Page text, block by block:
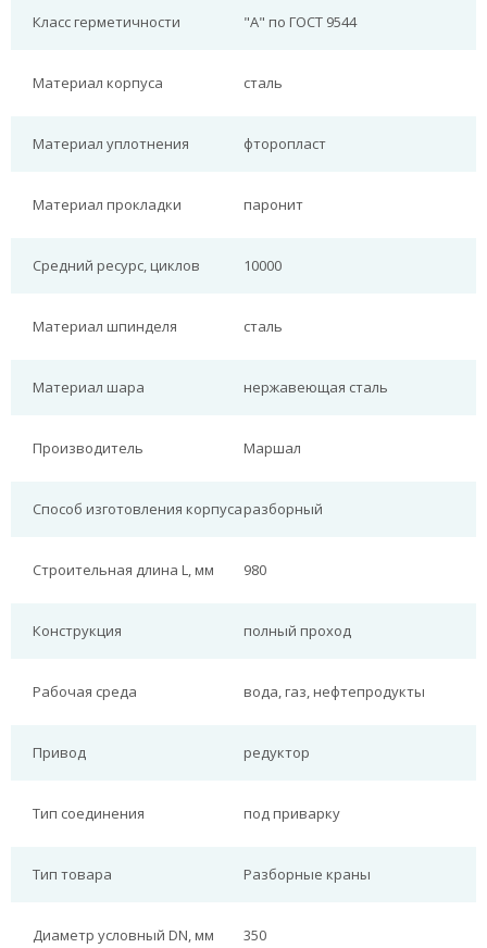
Класс герметичности "А" по ГОСТ 9544
Материал корпуса сталь
Материал уплотнения фторопласт
Материал прокладки паронит
Средний ресурс, циклов 10000
Материал шпинделя сталь
Материал шара нержавеющая сталь
Производитель Маршал
Способ изготовления корпусаразборный
Строительная длина L, мм 980
Конструкция полный проход
Рабочая среда вода, газ, нефтепродукты
Привод редуктор
Тип соединения под приварку
Тип товара Разборные краны
Диаметр условный DN, мм 350